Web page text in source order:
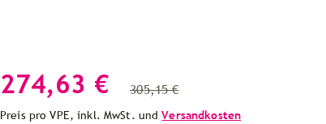
274,63 € 305,15 €
Preis pro VPE, inkl. MwSt. undVersandkosten